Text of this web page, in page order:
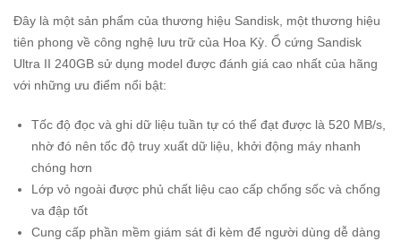
Đây là một sản phẩm của thương hiệu Sandisk, một thương hiệu
tiên phong về công nghệ lưu trữ của Hoa Kỳ. Ổ cứng Sandisk
Ultra II 240GB sử dụng model được đánh giá cao nhất của hãng
với những ưu điểm nổi bật:
Tốc độ đọc và ghi dữ liệu tuần tự có thể đạt được là 520 MB/s,
nhờ đó nên tốc độ truy xuất dữ liệu, khởi động máy nhanh
chóng hơn
Lớp vỏ ngoài được phủ chất liệu cao cấp chống sốc và chống
va đập tốt
Cung cấp phần mềm giám sát đi kèm để người dùng dễ dàng